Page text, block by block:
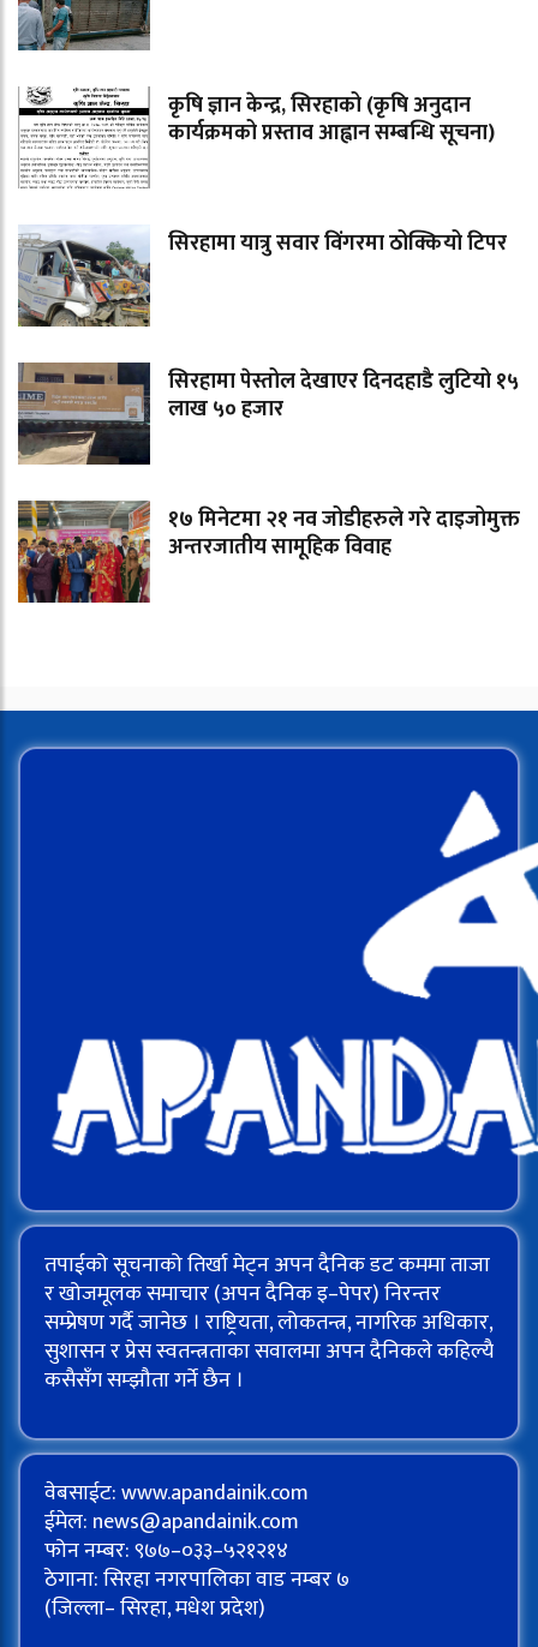
कृषि ज्ञान केन्द्र, सिरहाको (कृषि अनुदान
कार्यक्रमको प्रस्ताव आह्वान सम्बन्धि सूचना)
सिरहामा यात्रु सवार विंगरमा ठोक्कियो टिपर
सिरहामा पेस्तोल देखाएर दिनदहाडै लुटियो १५
लाख ५० हजार
१७ मिनेटमा २१ नव जोडीहरुले गरे दाइजोमुक्त
अन्तरजातीय सामूहिक विवाह
तपाईको सूचनाको तिर्खा मेट्न अपन दैनिक डट कममा ताजा
र खोजमूलक समाचार (अपन दैनिक इ–पेपर) निरन्तर
सम्प्रेषण गर्दै जानेछ । राष्ट्रियता, लोकतन्त्र, नागरिक अधिकार,
सुशासन र प्रेस स्वतन्त्रताका सवालमा अपन दैनिकले कहिल्यै
कसैसँग सम्झौता गर्ने छैन ।
वेबसाईट: www.apandainik.com
ईमेल: news@apandainik.com
फोन नम्बर: ९७७–०३३–५२१२१४
ठेगाना: सिरहा नगरपालिका वाड नम्बर ७
(जिल्ला– सिरहा, मधेश प्रदेश)